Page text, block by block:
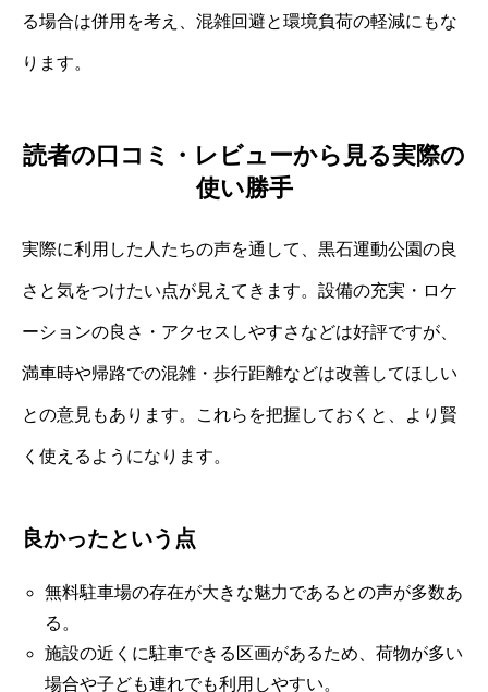
る場合は併用を考え、混雑回避と環境負荷の軽減にもな
ります。
読者の口コミ・レビューから見る実際の
使い勝手
実際に利用した人たちの声を通して、黒石運動公園の良
さと気をつけたい点が見えてきます。設備の充実・ロケ
ーションの良さ・アクセスしやすさなどは好評ですが、
満車時や帰路での混雑・歩行距離などは改善してほしい
との意見もあります。これらを把握しておくと、より賢
く使えるようになります。
良かったという点
無料駐車場の存在が大きな魅力であるとの声が多数あ
る。
施設の近くに駐車できる区画があるため、荷物が多い
場合や子ども連れでも利用しやすい。